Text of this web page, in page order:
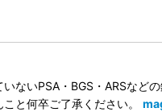
ないPSA・BGS・ARSなど
と何卒ご了承ください。